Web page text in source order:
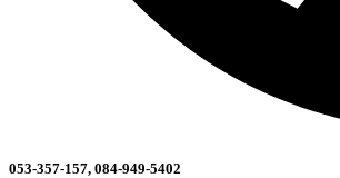
053-357-157, 084-949-5402